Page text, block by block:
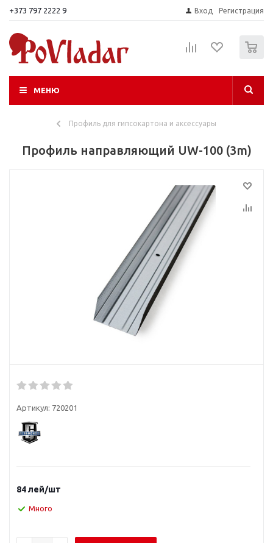
+373 797 2222 9 Вход Регистрация
МЕНЮ
Профиль для гипсокартона и аксессуары
Профиль направляющий UW-100 (3m)
Артикул: 720201
84лей/шт
Много